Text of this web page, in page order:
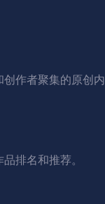
作者聚集的原创内
排名和推荐。